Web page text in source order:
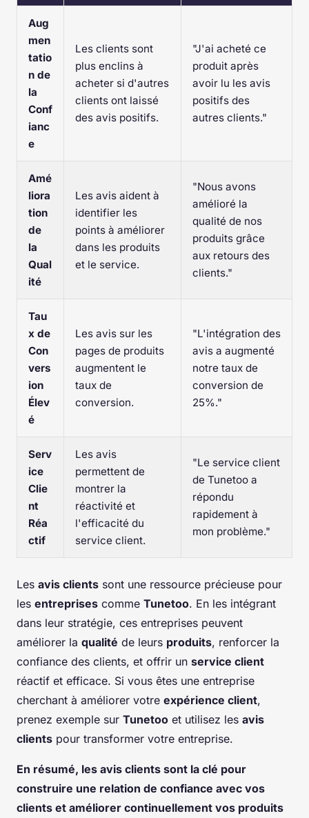
Aug
men
tatio
n de
la
Conf
ianc
e
Les clients sont
plus enclins à
acheter si d'autres
clients ont laissé
des avis positifs.
"J'ai acheté ce
produit après
avoir lu les avis
positifs des
autres clients."
Amé
liora
tion
de
la
Qual
ité
Les avis aident à
identifier les
points à améliorer
dans les produits
et le service.
"Nous avons
amélioré la
qualité de nos
produits grâce
aux retours des
clients."
Tau
x de
Con
vers
ion
Élev
é
Les avis sur les
pages de produits
augmentent le
taux de
conversion.
"L'intégration des
avis a augmenté
notre taux de
conversion de
25%."
Serv
ice
Clie
nt
Réa
ctif
Les avis
permettent de
montrer la
réactivité et
l'efficacité du
service client.
"Le service client
de Tunetoo a
répondu
rapidement à
mon problème."
Les avis clients sont une ressource précieuse pour
les entreprises comme Tunetoo. En les intégrant
dans leur stratégie, ces entreprises peuvent
améliorer la qualité de leurs produits, renforcer la
confiance des clients, et offrir un service client
réactif et efficace. Si vous êtes une entreprise
cherchant à améliorer votre expérience client,
prenez exemple sur Tunetoo et utilisez les avis
clients pour transformer votre entreprise.
En résumé, les avis clients sont la clé pour
construire une relation de confiance avec vos
clients et améliorer continuellement vos produits